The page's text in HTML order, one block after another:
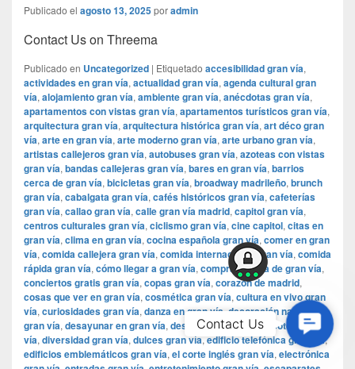
Publicado el agosto 13, 2025poradmin
Contact Us on Threema
Publicado en Uncategorized | Etiquetado accesibilidad gran vía,
actividades en gran vía, actualidad gran vía, agenda cultural gran
vía, alojamiento gran vía, ambiente gran vía, anécdotas gran vía,
apartamentos con vistas gran vía, apartamentos turísticos gran vía,
arquitectura gran vía, arquitectura histórica gran vía, art déco gran
vía, arte en gran vía, arte moderno gran vía, arte urbano gran vía,
artistas callejeros gran vía, autobuses gran vía, azoteas con vistas
gran vía, bandas callejeras gran vía, bares en gran vía, barrios
cerca de gran vía, bicicletas gran vía, broadway madrileño, brunch
gran vía, cabalgata gran vía, cafés históricos gran vía, cafeterías
gran vía, callao gran vía, calle gran vía madrid, capitol gran vía,
centros culturales gran vía, ciclismo gran vía, cine capitol, citas en
gran vía, clima en gran vía, cocina española gran vía, comer en gran
vía, comida callejera gran vía, comida internacional gran vía, comida
rápida gran vía, cómo llegar a gran vía, compras cerca de gran vía,
conciertos gratis gran vía, copas gran vía, corazón de madrid,
cosas que ver en gran vía, cosmética gran vía, cultura en vivo gran
vía, curiosidades gran vía, danza en gran vía decoración navideña
gran vía, desayunar en gran vía, desayuno gran vía,discotecas gran
vía, diversidad gran vía, dulces gran vía, edificio telefónica gran vía,
edificios emblemáticos gran vía, el corte inglés gran vía, electrónica
Us
Contact Us